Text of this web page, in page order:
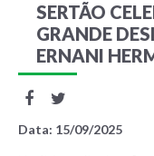
SERTÃO
GRANDE
ERNANI
Data: 15/09/2025